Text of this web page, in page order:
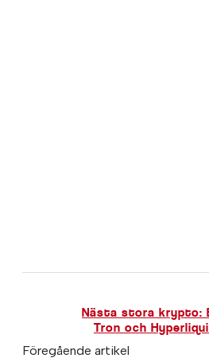
Nästa stora krypto:
Tron och
Föregående artikel